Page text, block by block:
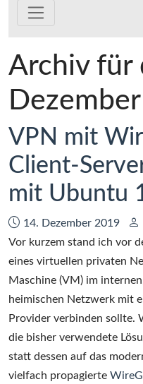
Archiv für
VPN mit
Client-
mit Ubuntu
Datum:
14. Dezember 2019
Vor kurzem stand ich vor
eines virtuellen privaten
Maschine (VM) im
heimischen Netzwerk mit
Provider verbinden sollte.
die bisher verwendete
statt dessen auf das
vielfach propagierte